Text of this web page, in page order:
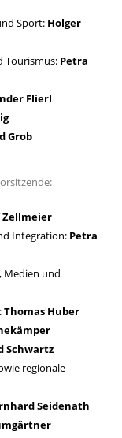
Sport: Holger
Tourismus: Petra
Flierl
Grob
Zellmeier
Integration: Petra
Medien und
Thomas Huber
Schwartz
regionale
Seidenath